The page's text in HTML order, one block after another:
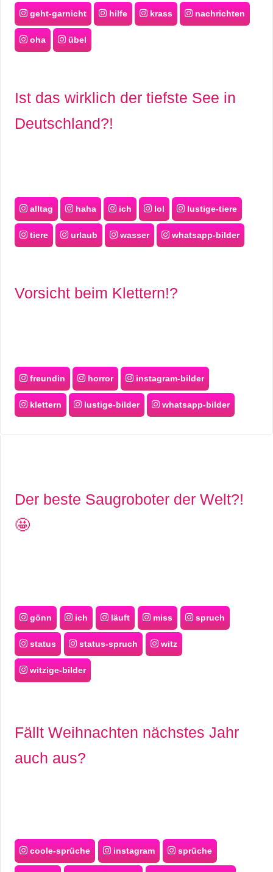
geht-garnicht hilfe krass nachrichten
oha übel
Ist das wirklich der tiefste See in
Deutschland?!
alltag haha ich lol lustige-tiere
tiere urlaub wasser whatsapp-bilder
Vorsicht beim Klettern!?
freundin horror instagram-bilder
klettern lustige-bilder whatsapp-bilder
Der beste Saugroboter der Welt?!
🤩
gönn ich läuft miss spruch
status status-spruch witz
witzige-bilder
Fällt Weihnachten nächstes Jahr
auch aus?
coole-sprüche instagram sprüche